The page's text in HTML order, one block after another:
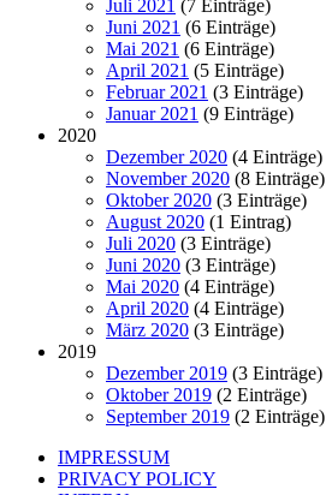
Juli 2021 (7 Einträge)
Juni 2021 (6 Einträge)
Mai 2021 (6 Einträge)
April 2021 (5 Einträge)
Februar 2021 (3 Einträge)
Januar 2021 (9 Einträge)
2020
Dezember 2020 (4 Einträge)
November 2020 (8 Einträge)
Oktober 2020 (3 Einträge)
August 2020 (1 Eintrag)
Juli 2020 (3 Einträge)
Juni 2020 (3 Einträge)
Mai 2020 (4 Einträge)
April 2020 (4 Einträge)
März 2020 (3 Einträge)
2019
Dezember 2019 (3 Einträge)
Oktober 2019 (2 Einträge)
September 2019 (2 Einträge)
IMPRESSUM
PRIVACY POLICY